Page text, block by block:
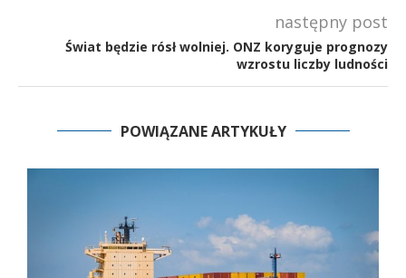
następny post
Świat będzie rósł wolniej. ONZ koryguje prognozy
wzrostu liczby ludności
POWIĄZANE ARTYKUŁY